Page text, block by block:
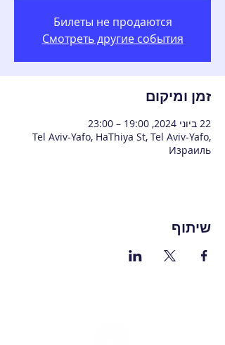
Билеты не продаются
Смотреть другие события
זמן ומיקום
22 ביוני 2024, 19:00 – 23:00
Tel Aviv-Yafo, HaThiya St, Tel Aviv-Yafo,
Израиль
שיתוף